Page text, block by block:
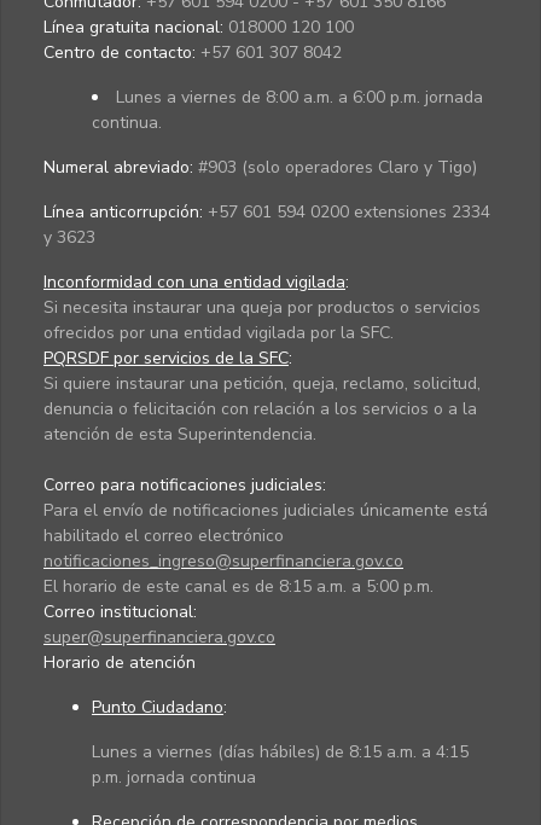
Línea gratuita nacional: 018000 120 100
Centro de contacto: +57 601 307 8042
Lunes a viernes de 8:00 a.m. a 6:00 p.m. jornada
continua.
Numeral abreviado: #903 (solo operadores Claro y Tigo)
Línea anticorrupción: +57 601 594 0200 extensiones 2334
y 3623
Inconformidad con una entidad vigilada:
Si necesita instaurar una queja por productos o servicios
ofrecidos por una entidad vigilada por la SFC.
PQRSDF por servicios de la SFC:
Si quiere instaurar una petición, queja, reclamo, solicitud,
denuncia o felicitación con relación a los servicios o a la
atención de esta Superintendencia.
Correo para notificaciones judiciales:
Para el envío de notificaciones judiciales únicamente está
habilitado el correo electrónico
notificaciones_ingreso@superfinanciera.gov.co
El horario de este canal es de 8:15 a.m. a 5:00 p.m.
Correo institucional:
super@superfinanciera.gov.co
Horario de atención
Punto Ciudadano:
Lunes a viernes (días hábiles) de 8:15 a.m. a 4:15
p.m. jornada continua